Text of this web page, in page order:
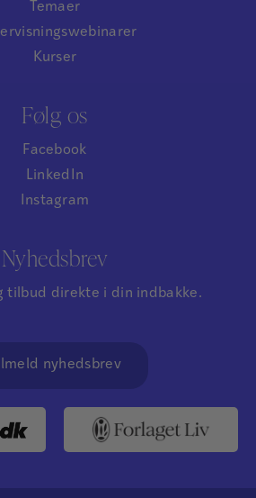
Temaer
Kurser
Følg os
Facebook
LinkedIn
Instagram
Nyhedsbrev
tilbud direkte i din indbakke.
nyhedsbrev